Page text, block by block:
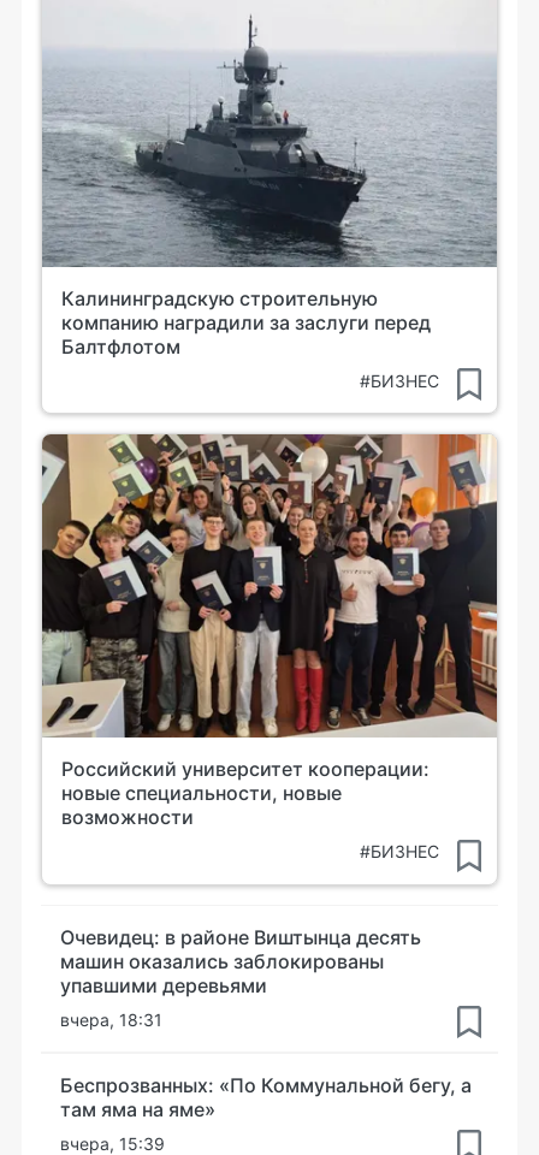
Калининградскую строительную
компанию наградили за заслуги перед
Балтфлотом
#БИЗНЕС
Российский университет кооперации:
новые специальности, новые
возможности
#БИЗНЕС
Очевидец: в районе Виштынца десять
машин оказались заблокированы
упавшими деревьями
вчера, 18:31
Беспрозванных: «По Коммунальной бегу, а
там яма на яме»
вчера, 15:39